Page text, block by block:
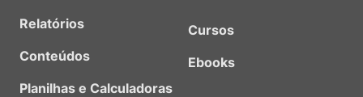
Relatórios
Conteúdos
Planilhas e Calculadoras
Cursos
Ebooks